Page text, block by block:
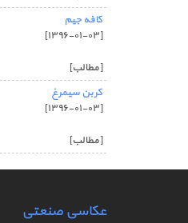
کافه جیم
[۱۳۹۶-۰۱-۰۳]
[مطالب]
کربن سیمرغ
[۱۳۹۶-۰۱-۰۳]
[مطالب]
عکاسی صنعتی